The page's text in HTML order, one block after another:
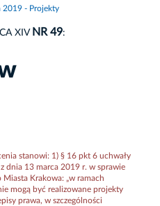
2019 - Projekty
XIV NR 49:
stanowi: 1) § 16 pkt 6 uchwały
dnia 13 marca 2019 r. w sprawie
Krakowa: „w ramach
mogą być realizowane projekty
prawa, w szczególności